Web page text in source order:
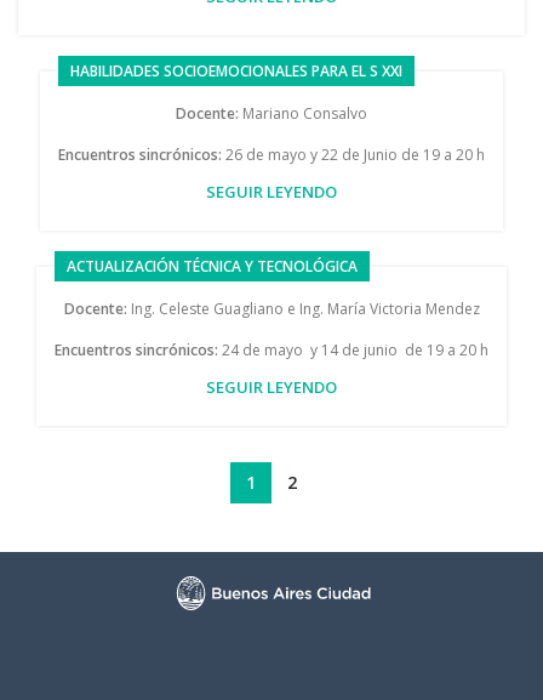
HABILIDADES SOCIOEMOCIONALES PARA EL S XXI
Docente: Mariano Consalvo
Encuentros sincrónicos: 26 de mayo y 22 de Junio de 19 a 20 h
SEGUIR LEYENDO
ACTUALIZACIÓN TÉCNICA Y TECNOLÓGICA
Docente: Ing. Celeste Guagliano e Ing. María Victoria Mendez
Encuentros sincrónicos: 24 de mayo y 14 de junio de 19 a 20 h
SEGUIR LEYENDO
1 2